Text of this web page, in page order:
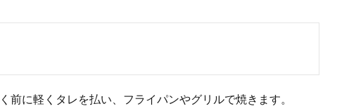
前に軽くタレを払い、フライパンやグリルで焼きます。